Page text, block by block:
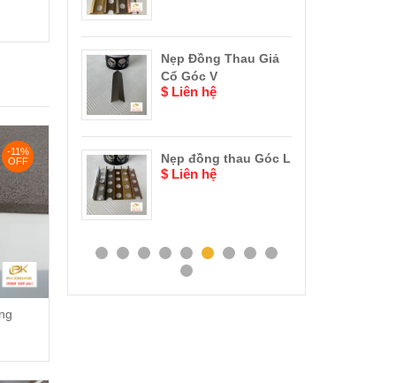
-11%
OFF
Cầu Thang
Nẹp Đồng Thau Giả
Cổ Góc V
$ Liên hệ
Nẹp đồng thau Góc L
$ Liên hệ